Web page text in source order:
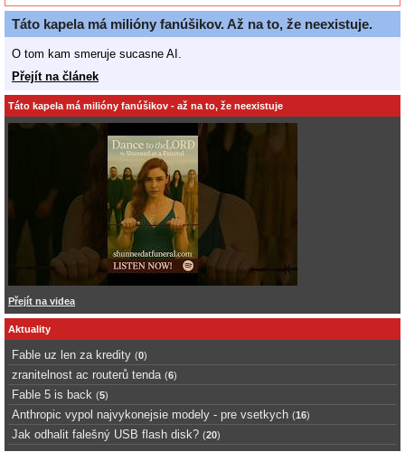
Táto kapela má milióny fanúšikov. Až na to, že neexistuje.
O tom kam smeruje sucasne AI.
Přejít na článek
Táto kapela má milióny fanúšikov - až na to, že neexistuje
Přejít na videa
Aktuality
Fable uz len za kredity (0)
zranitelnost ac routerů tenda (6)
Fable 5 is back (5)
Anthropic vypol najvykonejsie modely - pre vsetkych (16)
Jak odhalit falešný USB flash disk? (20)